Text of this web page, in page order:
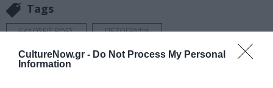
CultureNow.gr - Do Not Process My Personal
Information
Tags
ΕΚΔΟΣΕΙΣ ΡΟΕΣ ΠΕΖΟΓΡΑΦΙΑ
Newsletter